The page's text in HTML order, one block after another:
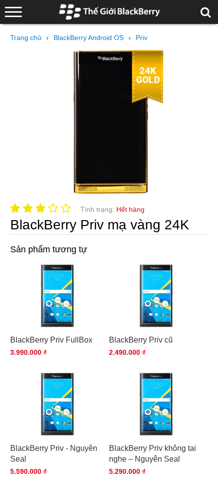
Trang chủ › BlackBerry Android OS › Priv
Tình trạng: Hết hàng
BlackBerry Priv mạ vàng 24K
Sản phẩm tương tự
BlackBerry Priv FullBox
3.990.000 ₫
BlackBerry Priv cũ
2.490.000 ₫
BlackBerry Priv - Nguyên
Seal
5.590.000 ₫
BlackBerry Priv không tai
nghe – Nguyên Seal
5.290.000 ₫